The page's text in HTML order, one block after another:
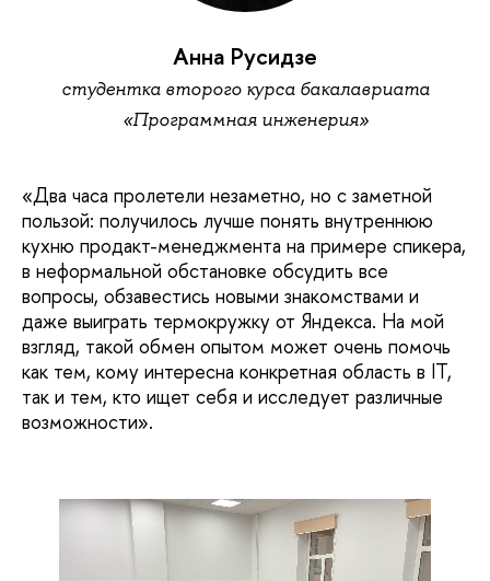
Анна Русидзе
студентка второго курса бакалавриата
«Программная инженерия»
«Два часа пролетели незаметно, но с заметной
пользой: получилось лучше понять внутреннюю
кухню продакт-менеджмента на примере спикера,
в неформальной обстановке обсудить все
вопросы, обзавестись новыми знакомствами и
даже выиграть термокружку от Яндекса. На мой
взгляд, такой обмен опытом может очень помочь
как тем, кому интересна конкретная область в IT,
так и тем, кто ищет себя и исследует различные
возможности».